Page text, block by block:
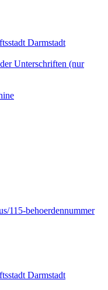
Darmstadt
Unterschriften (nur
115-behoerdennummer
Darmstadt